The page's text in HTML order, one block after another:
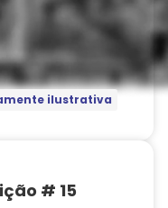
ilustrativa
# 15